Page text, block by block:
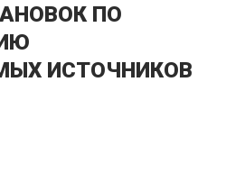
ПО
ИСТОЧНИКОВ